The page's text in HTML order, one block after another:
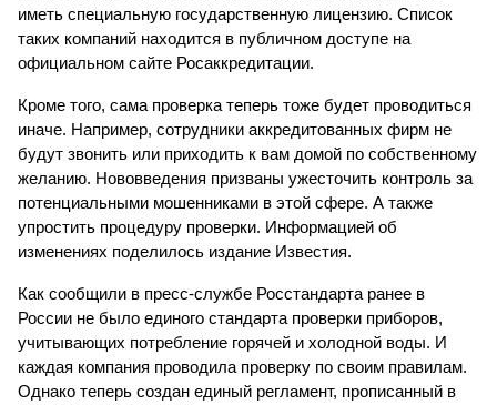
иметь специальную государственную лицензию. Список
таких компаний находится в публичном доступе на
официальном сайте Росаккредитации.
Кроме того, сама проверка теперь тоже будет проводиться
иначе. Например, сотрудники аккредитованных фирм не
будут звонить или приходить к вам домой по собственному
желанию. Нововведения призваны ужесточить контроль за
потенциальными мошенниками в этой сфере. А также
упростить процедуру проверки. Информацией об
изменениях поделилось издание Известия.
Как сообщили в пресс-службе Росстандарта ранее в
России не было единого стандарта проверки приборов,
учитывающих потребление горячей и холодной воды. И
каждая компания проводила проверку по своим правилам.
Однако теперь создан единый регламент, прописанный в